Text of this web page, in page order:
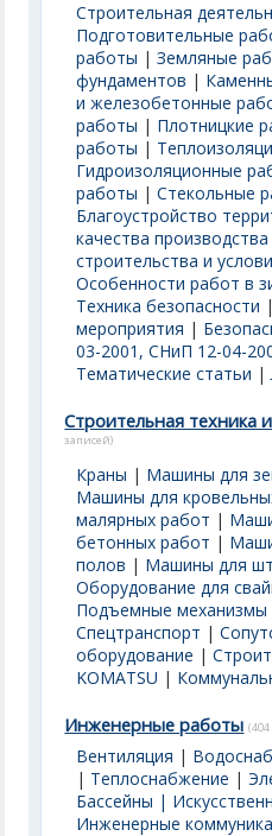
Строительная
Подготовительные
работы |Земляные
фундаментов |
и железобетонные
работы | Плотницкие
работы |
Гидроизоляционные
работы |Стекольные
Благоустройство
качества
строительства и
Особенности работ в
Техника безопасности |
мероприятия |
03-2001, СНиП 12-04-
Тематические статьи |
Строительная техника
записей)
Краны | Машины для
Машины для
малярных работ |
бетонных работ |
полов | Машины для
Оборудование для
Подъемные механизмы
Спецтранспорт |
оборудование |
KOMATSU |
Инженерные работы
Вентиляция |
| Теплоснабжение |
Бассейны |
Инженерные